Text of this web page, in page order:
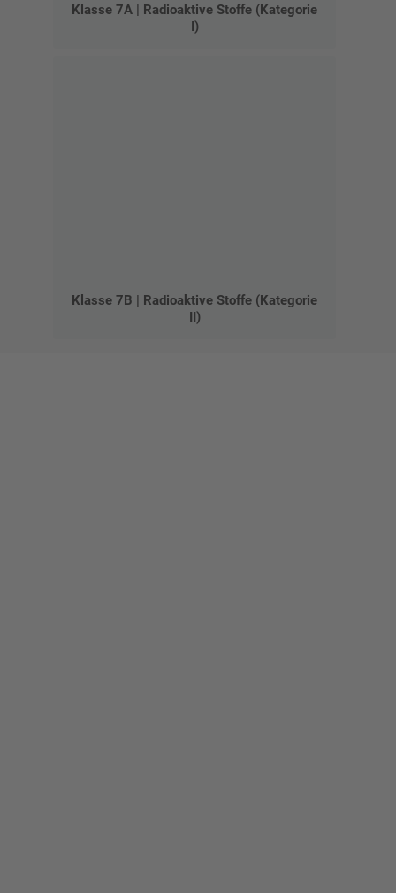
Klasse 7A | Radioaktive Stoffe (Kategorie
I)
Klasse 7B | Radioaktive Stoffe (Kategorie
II)